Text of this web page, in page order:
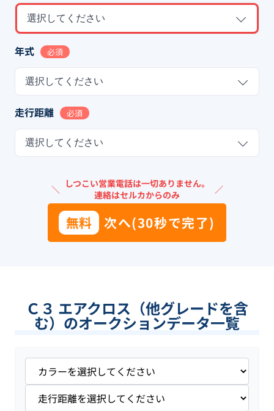
選択してください
年式 必須
選択してください
走行距離 必須
選択してください
＼ しつこい営業電話は一切ありません。
連絡はセルカからのみ
／
無料 次へ(30秒で完了)
Ｃ３ エアクロス（他グレードを含
む）のオークションデータ一覧